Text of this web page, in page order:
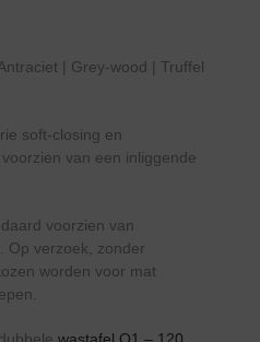
| Grey-wood | Truffel
soft-closing en
van een inliggende
voorzien van
Op verzoek, zonder
worden voor mat